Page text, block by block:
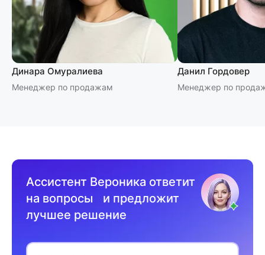
Динара Омуралиева
Менеджер по продажам
Данил Гордовер
Менеджер по
Ассистент Вероника ответит
на вопросы и предложит
лучшее решение